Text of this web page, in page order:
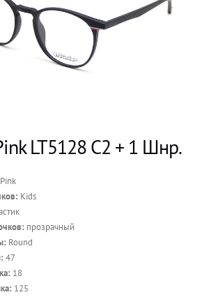
LT5128 C2 + 1 Шнр.
Kids
прозрачный
Round
47
18
125